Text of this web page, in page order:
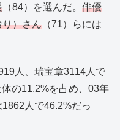
（84）を選んだ。 俳優
り）さん （71）らには
人、瑞宝章3114人で
の11.2%を占め、03年
人で46.2%だっ